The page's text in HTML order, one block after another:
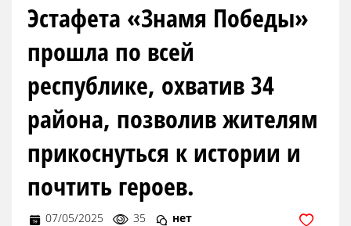
Эстафета «Знамя Победы»
прошла по всей
республике, охватив 34
района, позволив жителям
прикоснуться к истории и
почтить героев.
07/05/2025 35 нет